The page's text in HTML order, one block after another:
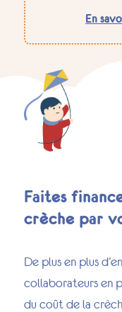
En
Faites
crèche par
De plus en plus
collaborateurs en
du coût de la